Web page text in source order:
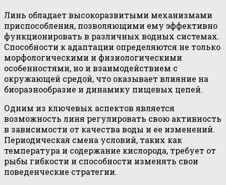
Линь обладает высокоразвитыми механизмами
приспособления, позволяющими ему эффективно
функционировать в различных водных системах.
Способности к адаптации определяются не только
морфологическими и физиологическими
особенностями, но и взаимодействием с
окружающей средой, что оказывает влияние на
биоразнообразие и динамику пищевых цепей.
Одним из ключевых аспектов является
возможность линя регулировать свою активность
в зависимости от качества воды и ее изменений.
Периодическая смена условий, таких как
температура и содержание кислорода, требует от
рыбы гибкости и способности изменять свои
поведенческие стратегии.